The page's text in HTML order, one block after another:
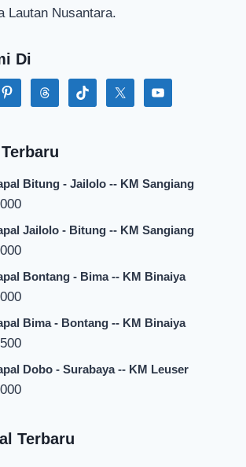
Lautan Nusantara.
Di
Bitung - Jailolo -- KM Sangiang
Jailolo - Bitung -- KM Sangiang
Bontang - Bima -- KM Binaiya
Bima - Bontang -- KM Binaiya
Dobo - Surabaya -- KM Leuser
Terbaru